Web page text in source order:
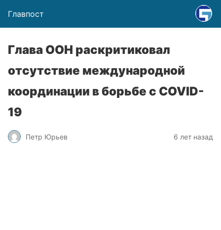
Главпост
Глава ООН раскритиковал
отсутствие международной
координации в борьбе с COVID-
19
Петр Юрьев 6 лет назад